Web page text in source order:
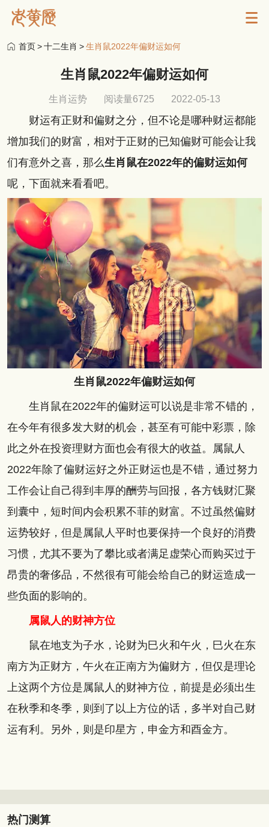
首页>十二生肖 >生肖鼠2022年偏财运如何
生肖鼠2022年偏财运如何
生肖运势 阅读量6725 2022-05-13
财运有正财和偏财之分，但不论是哪种财运都能
增加我们的财富，相对于正财的已知偏财可能会让我
们有意外之喜，那么生肖鼠在2022年的偏财运如何
呢，下面就来看看吧。
生肖鼠2022年偏财运如何
生肖鼠在2022年的偏财运可以说是非常不错的，
在今年有很多发大财的机会，甚至有可能中彩票，除
此之外在投资理财方面也会有很大的收益。属鼠人
2022年除了偏财运好之外正财运也是不错，通过努力
工作会让自己得到丰厚的酬劳与回报，各方钱财汇聚
到囊中，短时间内会积累不菲的财富。不过虽然偏财
运势较好，但是属鼠人平时也要保持一个良好的消费
习惯，尤其不要为了攀比或者满足虚荣心而购买过于
昂贵的奢侈品，不然很有可能会给自己的财运造成一
些负面的影响的。
属鼠人的财神方位
鼠在地支为子水，论财为巳火和午火，巳火在东
南方为正财方，午火在正南方为偏财方，但仅是理论
上这两个方位是属鼠人的财神方位，前提是必须出生
在秋季和冬季，则到了以上方位的话，多半对自己财
运有利。另外，则是印星方，申金方和酉金方。
热门测算